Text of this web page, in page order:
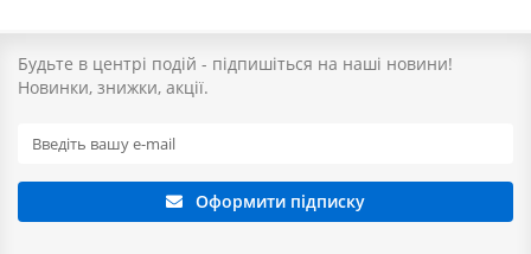
Будьте в центрі подій - підпишіться на наші новини!
Новинки, знижки, акції.
Оформити підписку